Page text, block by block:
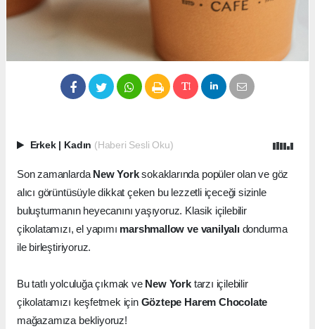
Erkek Kadın (Haberi Sesli Oku)
Son zamanlarda New Yorksokaklarında popüler olan ve göz
alıcı görüntüsüyle dikkat çeken bu lezzetli içeceği sizinle
buluşturmanın heyecanını yaşıyoruz. Klasik içilebilir
çikolatamızı, el yapımı marshmallow ve vanilyalıdondurma
ile birleştiriyoruz.
Bu tatlı yolculuğa çıkmak ve New Yorktarzı içilebilir
çikolatamızı keşfetmek için Göztepe Harem Chocolate
mağazamıza bekliyoruz!